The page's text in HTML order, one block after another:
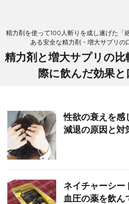
精力剤を使って100人斬りを成し遂げた「
ある安全な精力剤・増大サプリの
精力剤と増大サプリの
際に飲んだ効果
性欲の衰えを感
減退の原因と対
ネイチャーシー
血圧の薬を飲ん